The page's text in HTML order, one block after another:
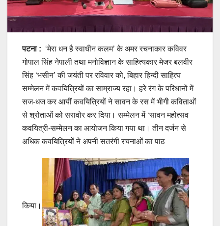
पटना : ‘मेरा धन है स्वाधीन कलम’ के अमर रचनाकार कविवर
गोपाल सिंह नेपाली तथा मनोविज्ञान के साहित्यकार मेजर बलवीर
सिंह ‘भसीन’ की जयंती पर रविवार को, बिहार हिन्दी साहित्य
सम्मेलन में कवयित्रियों का साम्राज्य रहा। हरे रंग के परिधानों में
सज-धज कर आयीं कवयित्रियों ने सावन के रस में भीगी कविताओं
से श्रोताओं को सरावोर कर दिया। सम्मेलन में ‘सावन महोत्सव
कवयित्री-सम्मेलन का आयोजन किया गया था। तीन दर्जन से
अधिक कवयित्रियों ने अपनी सतरंगी रचनाओं का पाठ
किया।